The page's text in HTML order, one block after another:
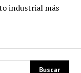
industrial más